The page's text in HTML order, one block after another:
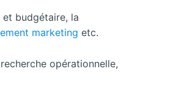
budgétaire, la
marketing etc.
opérationnelle,